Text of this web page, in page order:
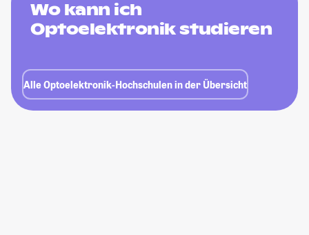
Wo kann ich
Optoelektronik studieren
Alle Optoelektronik-Hochschulen in der Übersicht